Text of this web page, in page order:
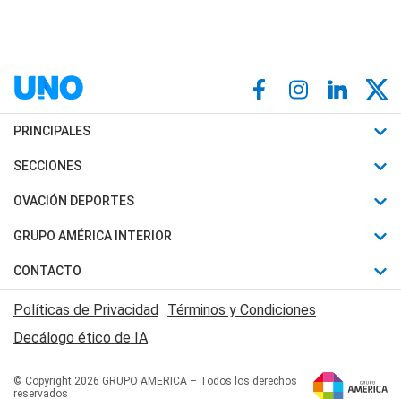
PRINCIPALES
Últimas Noticias
Política
Judiciales
Economia
SECCIONES
Horóscopo
Motores
Trucos caseros
Series y Películas
Edictos y Solicitadas
OVACIÓN DEPORTES
Fútbol
Mundial
Automovilismo
Rugby
Básquet
GRUPO AMÉRICA INTERIOR
Canal 7 en Vivo
San Juan 8
CONTACTO
Acerca de Nosotros
Contactanos
Políticas de Privacidad Términos y Condiciones
Decálogo ético de IA
© Copyright 2026 GRUPO AMERICA – Todos los derechos
reservados